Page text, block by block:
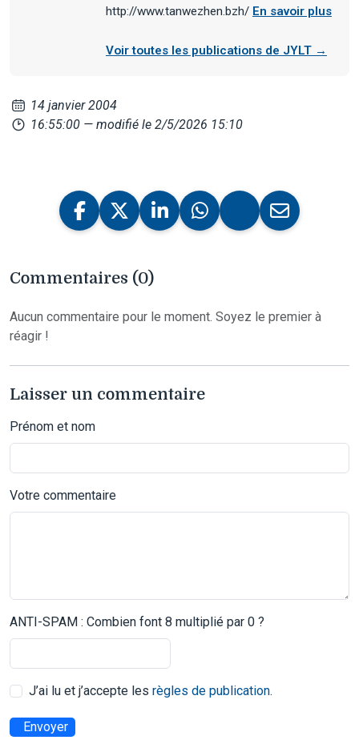
http://www.tanwezhen.bzh/ En savoir plus
Voir toutes les publications de JYLT →
14 janvier 2004
16:55:00 — modifié le 2/5/2026 15:10
Commentaires (0)
Aucun commentaire pour le moment. Soyez le premier à
réagir !
Laisser un commentaire
Prénom et nom
Votre commentaire
ANTI-SPAM : Combien font 8 multiplié par 0 ?
J’ai lu et j’accepte les règles de publication.
Envoyer